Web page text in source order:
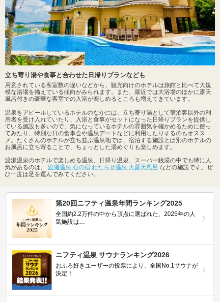
立ち寄り湯や食事と合わせた日帰りプランなども
用意されている客室数の違いなどから、観光向けのホテルは旅館と比べて大規
模な浴場を備えている傾向がみられます。また、最近では大浴場のほかに露天
風呂付きの豪華な客室での入浴が楽しめるところも増えてきています。
温泉をアピールしているホテルのなかには、立ち寄り湯として宿泊客以外の利
用者を受け入れていたり、入浴と食事がセットになった日帰りプランを提供し
ている施設も多いので、気になっているホテルの雰囲気を確かめるために使っ
てみたり、特別な日の食事会や温泉デートなどに利用したりするのもオスス
メ。たくさんのホテルが立ち並ぶ温泉地では、宿泊する施設とは別のホテルの
お風呂に立ち寄ることで、ちょっとした湯めぐりも楽しめます。
渡瀬温泉のホテルで楽しめる温泉、日帰り温泉、スーパー銭湯の中でも特に人
気があるのは、 渡瀬温泉 心の宿 わたらせ温泉 大露天風呂 などの施設です。ぜ
ひ一度は足を運んでみてください。
第20回ニフティ温泉年間ランキング2025
全国約2.2万件の中から頂点に選ばれた、2025年の人
気施設は…
ニフティ温泉 サウナランキング2026
おふろ好きユーザーの投票により、全国No.1サウナが
決定！